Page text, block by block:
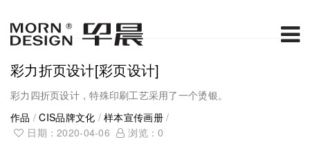
彩力折页设计[彩页设计]
彩力四折页设计，特殊印刷工艺采用了一个烫银。
作品 /CIS品牌文化 /样本宣传画册/
日期：2020-04-06
浏览：0